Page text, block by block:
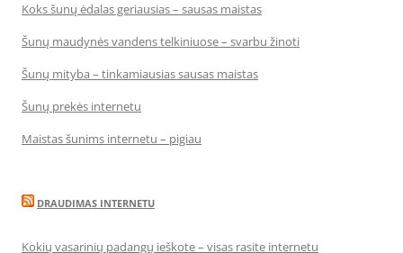
Koks šunų ėdalas geriausias – sausas maistas
Šunų maudynės vandens telkiniuose – svarbu žinoti
Šunų mityba – tinkamiausias sausas maistas
Šunų prekės internetu
Maistas šunims internetu – pigiau
DRAUDIMAS INTERNETU
Kokių vasarinių padangų ieškote – visas rasite internetu